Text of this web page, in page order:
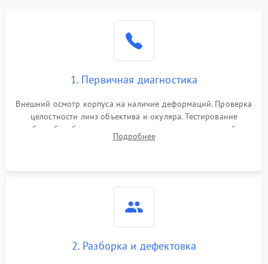
1. Первичная диагностика
Внешний осмотр корпуса на наличие деформаций. Проверка
целостности линз объектива и окуляра. Тестирование
работы барабанчиков ввода поправок, кольца отстройки
параллакса и зума. Выявление сколов, внутренних
Подробнее
2. Разборка и дефектовка